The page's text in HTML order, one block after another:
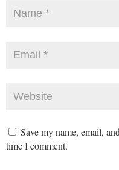
Save my name, email,
time I comment.